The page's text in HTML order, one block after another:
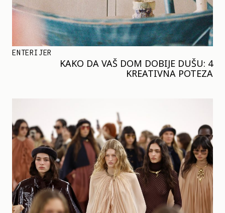
ENTERIJER
KAKO DA VAŠ DOM DOBIJE DUŠU: 4
KREATIVNA POTEZA